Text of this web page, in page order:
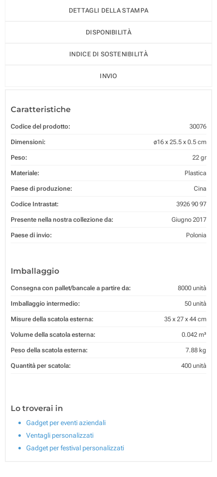
DETTAGLI DELLA STAMPA
DISPONIBILITÀ
INDICE DI SOSTENIBILITÀ
INVIO
Caratteristiche
Codice del prodotto: 30076
Dimensioni: ø16 x 25.5 x 0.5 cm
Peso: 22 gr
Materiale: Plastica
Paese di produzione: Cina
Codice Intrastat: 3926 90 97
Presente nella nostra collezione da: Giugno 2017
Paese di invio: Polonia
Imballaggio
Consegna con pallet/bancale a partire da: 8000 unità
Imballaggio intermedio: 50 unità
Misure della scatola esterna: 35 x 27 x 44 cm
Volume della scatola esterna: 0.042 m³
Peso della scatola esterna: 7.88 kg
Quantità per scatola: 400 unità
Lo troverai in
Gadget per eventi aziendali
Ventagli personalizzati
Gadget per festival personalizzati